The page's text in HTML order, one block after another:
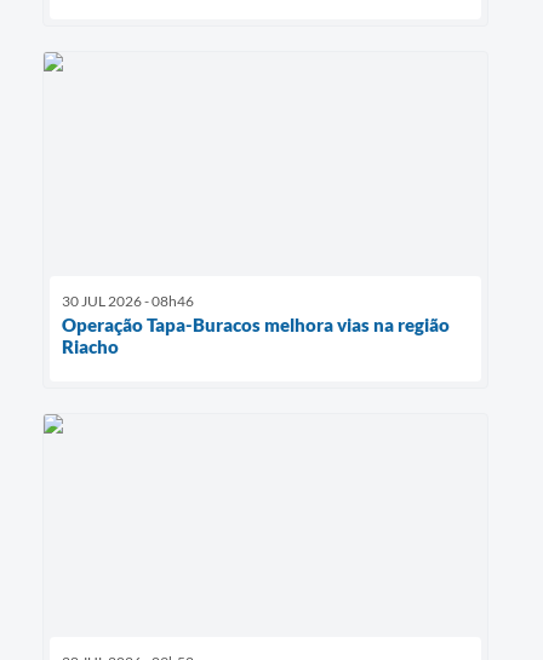
30 JUL 2026 - 08h46
Operação Tapa-Buracos melhora vias na região
Riacho